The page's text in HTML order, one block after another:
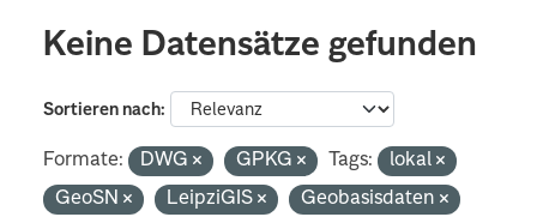
Keine Datensätze gefunden
Sortieren nach
Formate: DWG GPKG Tags:
lokal
GeoSN
LeipziGIS
Geobasisdaten